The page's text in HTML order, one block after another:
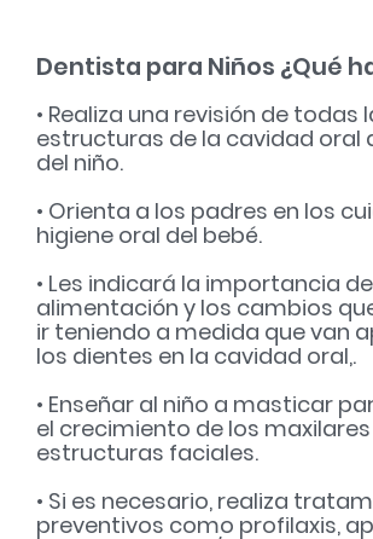
Dentista para Niños ¿Qué
• Realiza una revisión de todas
estructuras de la cavidad oral
del niño.
• Orienta a los padres en los
higiene oral del bebé.
• Les indicará la importancia
alimentación y los cambios
ir teniendo a medida que van
los dientes en la cavidad oral,.
• Enseñar al niño a masticar
el crecimiento de los maxilares
estructuras faciales.
• Si es necesario, realiza
preventivos como profilaxis,